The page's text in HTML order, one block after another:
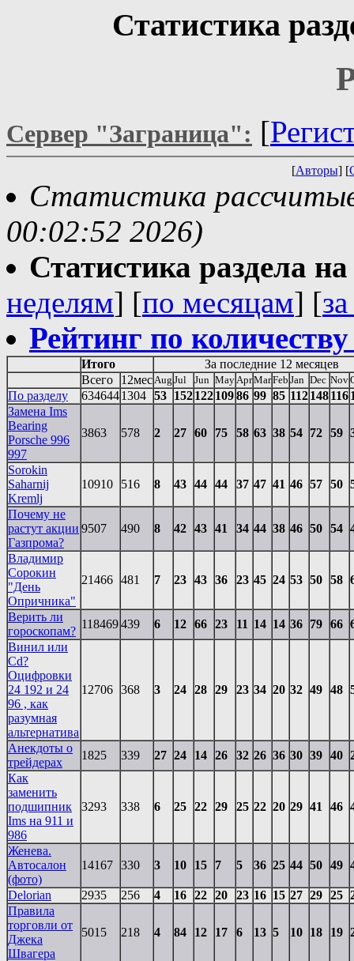
Статистика
Сервер "Заграница": [
[Авторы] [
Статистика
00:02:52 2026)
Статистика раздела
неделям] [по месяцам] [
Рейтинг по
Итого
За последние 12 месяцев
Всего
12мес Aug Jul Jun May AprMarFeb Jan Dec Nov
По разделу 6346441304 53 15212210986 99 85 112148116
Замена Ims
Bearing
Porsche 996
997
3863 578 2 27 60 75 58 63 38 54 72 59
Sorokin
Saharnij
Kremlj
10910 516 8 43 44 44 37 47 41 46 57 50
Почему не
растут акции
Газпрома?
9507 490 8 42 43 41 34 44 38 46 50 54
Владимир
Сорокин
"День
Опричника"
21466 481 7 23 43 36 23 45 24 53 50 58
Верить ли
гороскопам?
118469439 6 12 66 23 11 14 14 36 79 66
Винил или
Cd?
Оцифровки
24 192 и 24
96 , как
разумная
альтернатива
12706 368 3 24 28 29 23 34 20 32 49 48
Анекдоты о
трейдерах
1825 339 27 24 14 26 32 26 36 30 39 40
Как
заменить
подшипник
Ims на 911 и
986
3293 338 6 25 22 29 25 22 20 29 41 46
Женева.
Автосалон
(фото)
14167 330 3 10 15 7 5 36 25 44 50 49
Delorian 2935 256 4 16 22 20 23 16 15 27 29 25
Правила
торговли от
Джека
Швагера
5015 218 4 84 12 17 6 13 5 10 18 19